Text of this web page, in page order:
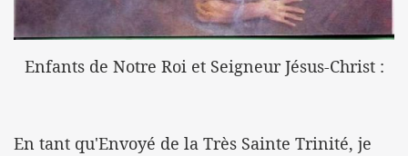
Enfants de Notre Roi et Seigneur Jésus-Christ :
En tant qu'Envoyé de la Très Sainte Trinité, je